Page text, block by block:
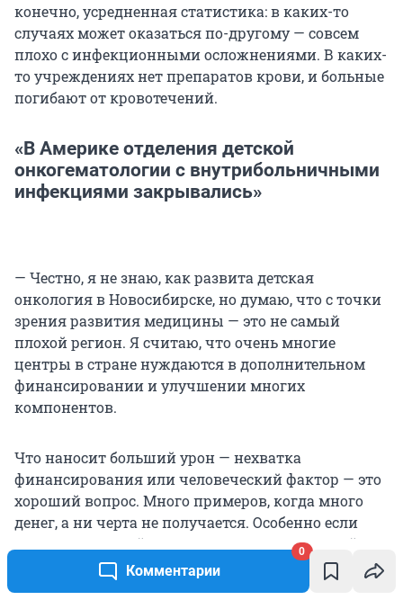
Комментарии
0
конечно, усредненная статистика: в каких-то
случаях может оказаться по-другому — совсем
плохо с инфекционными осложнениями. В каких-
то учреждениях нет препаратов крови, и больные
погибают от кровотечений.
«В Америке отделения детской
онкогематологии с внутрибольничными
инфекциями закрывались»
— Честно, я не знаю, как развита детская
онкология в Новосибирске, но думаю, что с точки
зрения развития медицины — это не самый
плохой регион. Я считаю, что очень многие
центры в стране нуждаются в дополнительном
финансировании и улучшении многих
компонентов.
Что наносит больший урон — нехватка
финансирования или человеческий фактор — это
хороший вопрос. Много примеров, когда много
денег, а ни черта не получается. Особенно если
говорить о нашей стране. Нельзя сказать: «Дайте
денег, и всё решится». Судя по тому, что я сейчас
слышу по поводу ковидной истории. Меня ужас